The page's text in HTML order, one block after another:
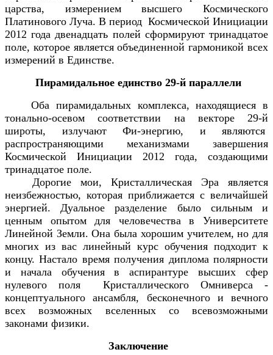
царства, измерением высшего Космического
Платинового Луча. В период Космической Инициации
2012 года двенадцать полей сформируют тринадцатое
поле, которое является объединенной гармоникой всех
измерений в Единстве.
Пирамидальное единство 29-й параллели
Оба пирамидальных комплекса, находящиеся в
тонально-осевом соответствии на векторе 29-й
широты, излучают Фи-энергию, и являются
распространяющими механизмами завершения
Космической Инициации 2012 года, создающими
тринадцатое поле.
Дорогие мои, Кристаллическая Эра является
неизбежностью, которая приближается с величайшей
энергией. Дуальное разделение было сильным и
ценным опытом для человечества в Университете
Линейной Земли. Она была хорошим учителем, но для
многих из вас линейный курс обучения подходит к
концу. Настало время получения диплома полярности
и начала обучения в аспирантуре высших сфер
нулевого поля Кристаллического Омниверса -
концептуального ансамбля, бесконечного и вечного
всех возможных вселенных со всевозможными
законами физики.
Заключение